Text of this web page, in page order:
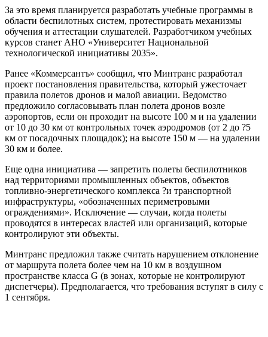
За это время планируется разработать учебные программы в
области беспилотных систем, протестировать механизмы
обучения и аттестации слушателей. Разработчиком учебных
курсов станет АНО «Университет Национальной
технологической инициативы 2035».
Ранее «Коммерсантъ» сообщил, что Минтранс разработал
проект постановления правительства, который ужесточает
правила полетов дронов и малой авиации. Ведомство
предложило согласовывать план полета дронов возле
аэропортов, если он проходит на высоте 100 м и на удалении
от 10 до 30 км от контрольных точек аэродромов (от 2 до ?5
км от посадочных площадок); на высоте 150 м — на удалении
30 км и более.
Еще одна инициатива — запретить полеты беспилотников
над территориями промышленных объектов, объектов
топливно-энергетического комплекса ?и транспортной
инфраструктуры, «обозначенных периметровыми
ограждениями». Исключение — случаи, когда полеты
проводятся в интересах властей или организаций, которые
контролируют эти объекты.
Минтранс предложил также считать нарушением отклонение
от маршрута полета более чем на 10 км в воздушном
пространстве класса G (в зонах, которые не контролируют
диспетчеры). Предполагается, что требования вступят в силу с
1 сентября.